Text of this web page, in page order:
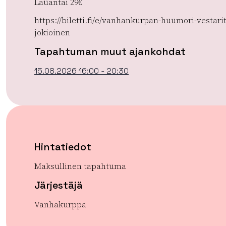
https://biletti.fi/e/vanhankurpan-huumori-
jokioinen
Tapahtuman muut ajankohdat
15.08.2026 16:00 - 20:30
Hintatiedot
Maksullinen tapahtuma
Järjestäjä
Vanhakurppa